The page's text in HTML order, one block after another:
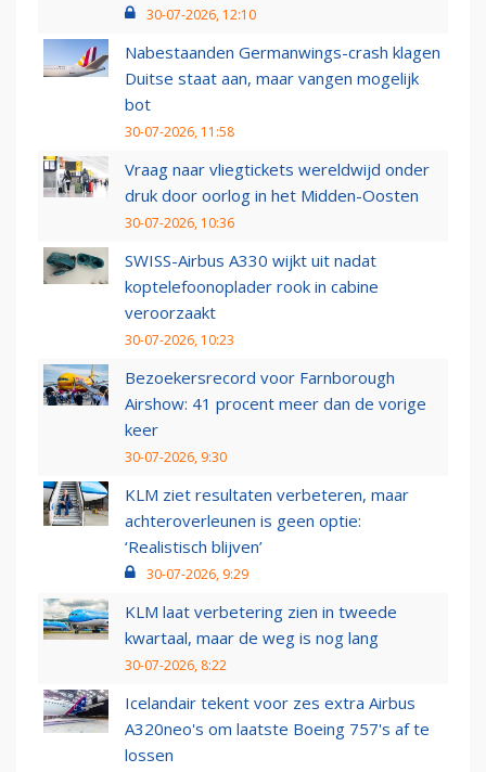
30-07-2026, 12:10
Nabestaanden Germanwings-crash klagen
Duitse staat aan, maar vangen mogelijk
bot
30-07-2026, 11:58
Vraag naar vliegtickets wereldwijd onder
druk door oorlog in het Midden-Oosten
30-07-2026, 10:36
SWISS-Airbus A330 wijkt uit nadat
koptelefoonoplader rook in cabine
veroorzaakt
30-07-2026, 10:23
Bezoekersrecord voor Farnborough
Airshow: 41 procent meer dan de vorige
keer
30-07-2026, 9:30
KLM ziet resultaten verbeteren, maar
achteroverleunen is geen optie:
‘Realistisch blijven’
30-07-2026, 9:29
KLM laat verbetering zien in tweede
kwartaal, maar de weg is nog lang
30-07-2026, 8:22
Icelandair tekent voor zes extra Airbus
A320neo's om laatste Boeing 757's af te
lossen